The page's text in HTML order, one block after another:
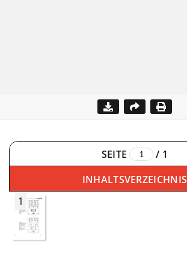
SEITE / 1
INHALTSVERZEICHNIS
1